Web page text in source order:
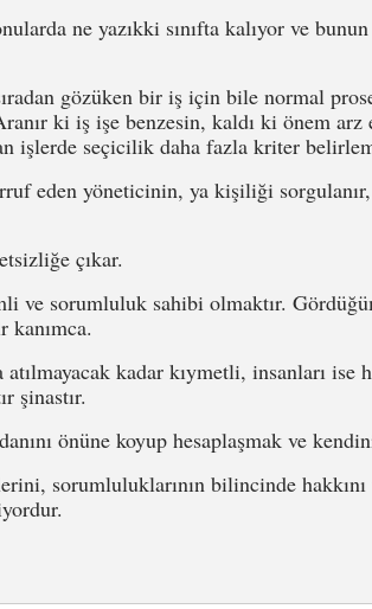
ne yazıkki sınıfta kalıyor ve
gözüken bir iş için bile normal
ki iş işe benzesin, kaldı ki önem
işlerde seçicilik daha fazla kriter
eden yöneticinin, ya kişiliği sorgulanır,
çıkar.
ve sorumluluk sahibi olmaktır.
kadar kıymetli, insanları ise
şinastır.
önüne koyup hesaplaşmak ve
sorumluluklarının bilincinde